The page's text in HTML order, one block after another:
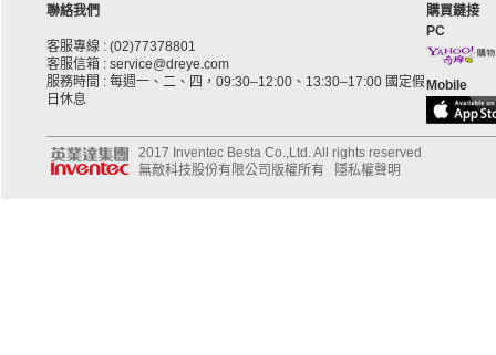
聯絡我們
客服專線 : (02)77378801
客服信箱 : service@dreye.com
服務時間 : 每週一、二、四，09:30–12:00、13:30–17:00 國定假
日休息
購買鏈接
PC
Mobile
2017 Inventec Besta Co.,Ltd. All rights reserved
無敵科技股份有限公司版權所有
隱私權聲明